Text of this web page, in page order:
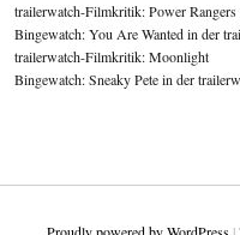
trailerwatch-Filmkritik: Power Rangers
Bingewatch: You Are Wanted in der
trailerwatch-Filmkritik: Moonlight
Bingewatch: Sneaky Pete in der